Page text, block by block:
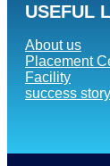
USEFUL
About us
Placement
Facility
success story